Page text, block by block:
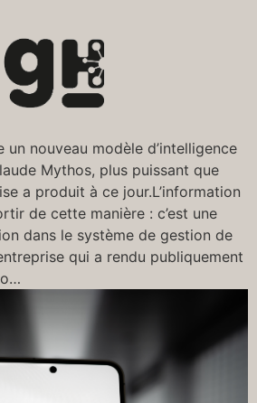
nouveau modèle d’intelligence
Mythos, plus puissant que
a produit à ce jour.L’information
de cette manière : c’est une
dans le système de gestion de
qui a rendu publiquement